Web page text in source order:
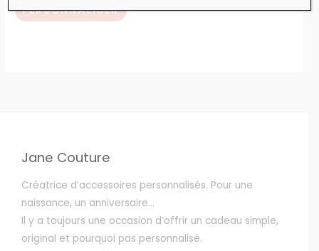
PERSONNALISER
Jane Couture
Créatrice d’accessoires personnalisés. Pour une
naissance, un anniversaire…
Il y a toujours une occasion d’offrir un cadeau simple,
original et pourquoi pas personnalisé.